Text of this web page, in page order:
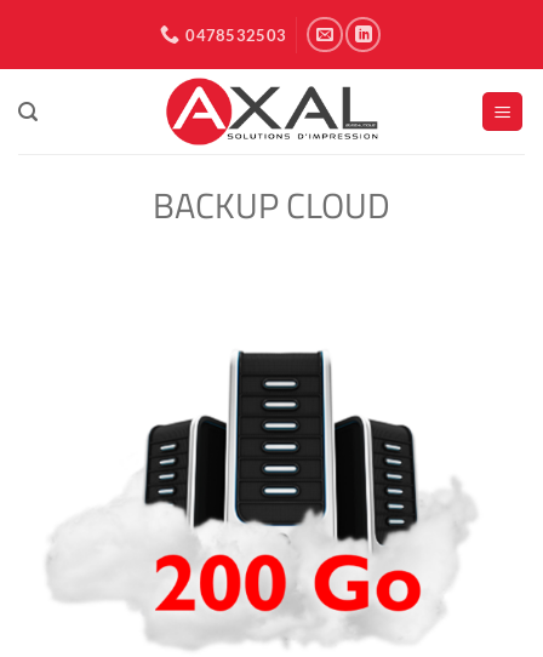
contenu
0478532503
BACKUP CLOUD